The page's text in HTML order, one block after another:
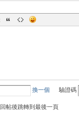
換一個 驗證碼
回帖後跳轉到最後一頁